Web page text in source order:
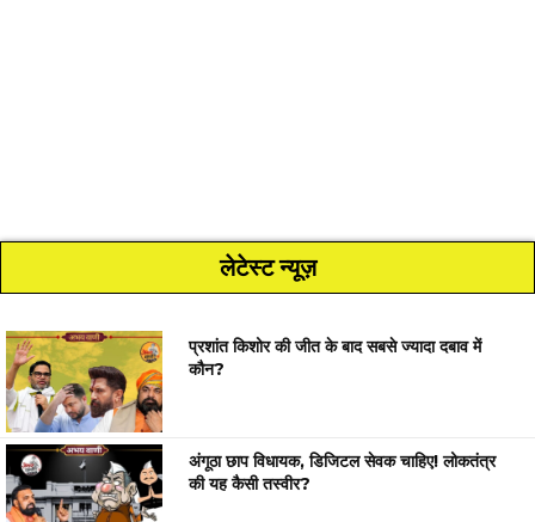
लेटेस्ट न्यूज़
प्रशांत किशोर की जीत के बाद सबसे ज्यादा दबाव में
कौन?
अंगूठा छाप विधायक, डिजिटल सेवक चाहिए! लोकतंत्र
की यह कैसी तस्वीर?